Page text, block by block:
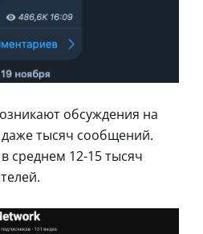
обсуждения на
даже тысяч сообщений.
среднем 12-15 тысяч